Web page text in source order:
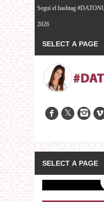
Seguí el hashtag
2026